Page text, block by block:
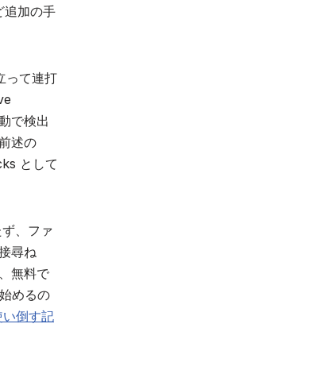
追加の手
って連打
で検出
述の
として
、ファ
尋ね
無料で
めるの
倒す記